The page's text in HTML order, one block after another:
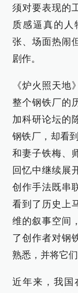
须对要表现的
质感逼真的
张、场面热闹
剧作。
《炉火照天地
整个钢铁厂的
加科研论坛的
钢铁厂，却看
和妻子铁梅、
回忆中继续展
创作手法既串
看到了历史上
维的叙事空间
了创作者对钢
熟悉，并将它
近年来，我国